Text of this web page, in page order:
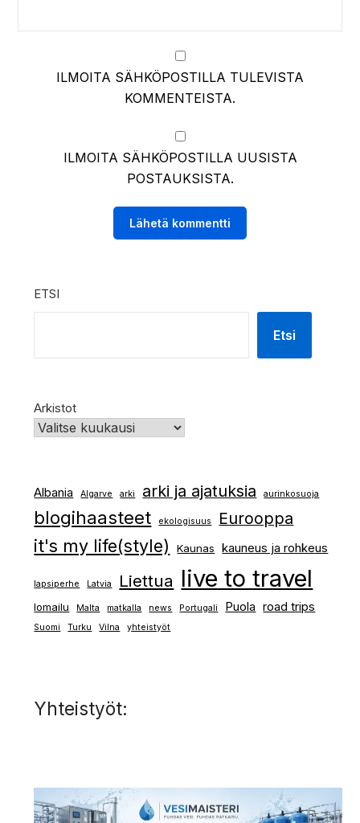
ILMOITA SÄHKÖPOSTILLA TULEVISTA
KOMMENTEISTA.
ILMOITA SÄHKÖPOSTILLA UUSISTA
POSTAUKSISTA.
ETSI
Etsi
Arkistot
Albania Algarve arki arki ja ajatuksia aurinkosuoja
blogihaasteet ekologisuus Eurooppa
it's my life(style) Kaunas kauneus ja rohkeus
lapsiperhe Latvia Liettua live to travel
lomailu Malta matkalla news Portugali Puola road trips
Suomi Turku Vilna yhteistyöt
Yhteistyöt: